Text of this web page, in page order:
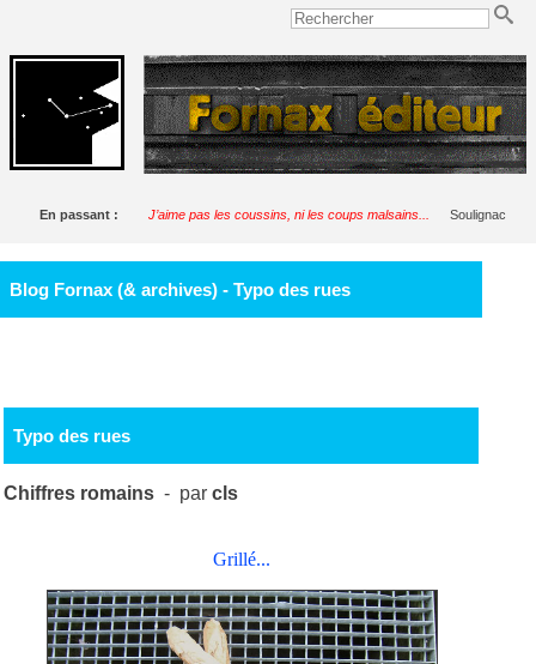
En passant : J’aime pas les coussins, ni les coups malsains... Soulignac
Blog Fornax (& archives) - Typo des rues
Typo des rues
Chiffres romains - parcls
Grillé...